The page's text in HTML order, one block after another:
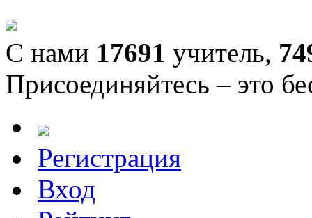
С нами 17691 учитель,
Присоединяйтесь – это
Регистрация
Вход